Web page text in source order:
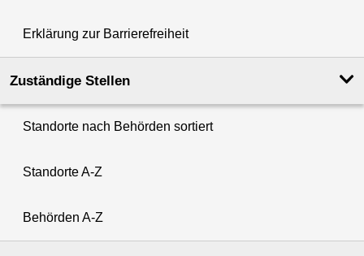
Erklärung zur Barrierefreiheit
Zuständige Stellen
Standorte nach Behörden sortiert
Standorte A-Z
Behörden A-Z